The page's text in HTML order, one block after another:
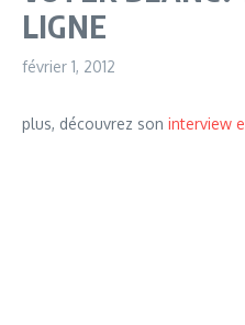
LIGNE
février 1, 2012
plus, découvrez son interview